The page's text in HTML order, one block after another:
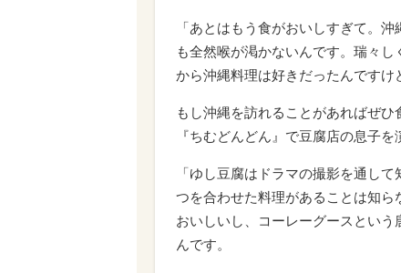
「あとはもう食がおいしすぎて。
も全然喉が渇かないんです。瑞々
から沖縄料理は好きだったんですけ
もし沖縄を訪れることがあればぜひ
『ちむどんどん』で豆腐店の息子
「ゆし豆腐はドラマの撮影を通し
つを合わせた料理があることは知
おいしいし、コーレーグースとい
んです。